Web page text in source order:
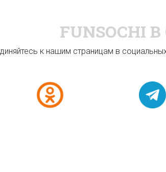
FUNSOCHI
к нашим страницам в